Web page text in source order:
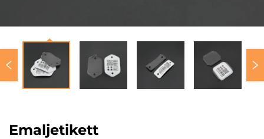
Emaljetikett